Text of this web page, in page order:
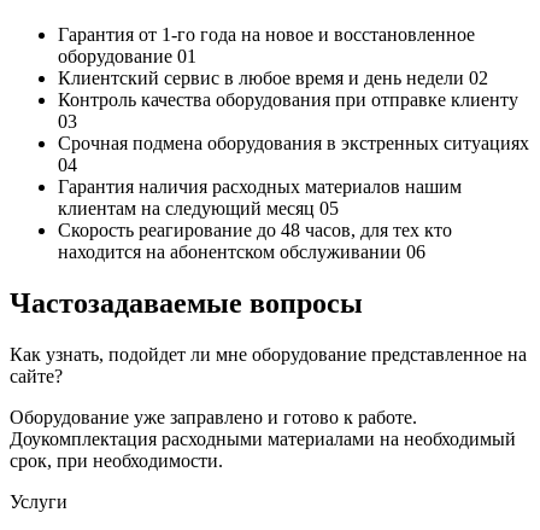
Гарантия от 1-го года на новое и восстановленное
оборудование 01
Клиентский сервис в любое время и день недели 02
Контроль качества оборудования при отправке клиенту
03
Срочная подмена оборудования в экстренных ситуациях
04
Гарантия наличия расходных материалов нашим
клиентам на следующий месяц 05
Скорость реагирование до 48 часов, для тех кто
находится на абонентском обслуживании 06
Частозадаваемые вопросы
Как узнать, подойдет ли мне оборудование представленное на
сайте?
Оборудование уже заправлено и готово к работе.
Доукомплектация расходными материалами на необходимый
срок, при необходимости.
Услуги